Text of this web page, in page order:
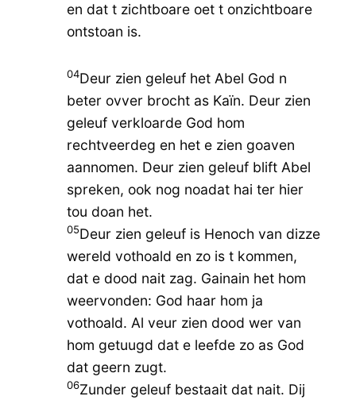
en dat t zichtboare oet t onzichtboare
ontstoan is.
04Deur zien geleuf het Abel God n
beter ovver brocht as Kaïn. Deur zien
geleuf verkloarde God hom
rechtveerdeg en het e zien goaven
aannomen. Deur zien geleuf blift Abel
spreken, ook nog noadat hai ter hier
tou doan het.
05Deur zien geleuf is Henoch van dizze
wereld vothoald en zo is t kommen,
dat e dood nait zag. Gainain het hom
weervonden: God haar hom ja
vothoald. Al veur zien dood wer van
hom getuugd dat e leefde zo as God
dat geern zugt.
06Zunder geleuf bestaait dat nait. Dij